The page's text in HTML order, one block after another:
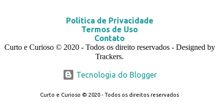
Política de Privacidade
Termos de Uso
Contato
Curto e Curioso © 2020 - Todos os direito reservados - Designed by
Trackers.
Tecnologia do Blogger
Curto e Curioso © 2020 - Todos os direitos reservados